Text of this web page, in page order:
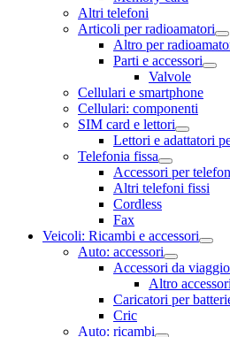
Altri telefoni
Articoli per radioamatori
Altro per
Parti e accessori
Valvole
Cellulari e smartphone
Cellulari: componenti
SIM card e lettori
Lettori e adattatori
Telefonia fissa
Accessori per
Altri telefoni fissi
Cordless
Fax
Veicoli: Ricambi e accessori
Auto: accessori
Accessori da viaggio
Altro
Caricatori per
Cric
Auto: ricambi